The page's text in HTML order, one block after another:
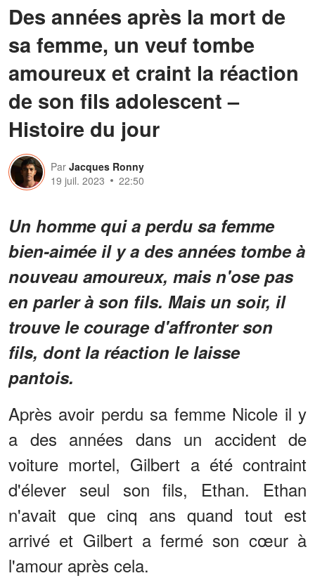
Des années après la mort de
sa femme, un veuf tombe
amoureux et craint la réaction
de son fils adolescent –
Histoire du jour
Par Jacques Ronny
19 juil. 2023
22:50
Un homme qui a perdu sa femme
bien-aimée il y a des années tombe à
nouveau amoureux, mais n'ose pas
en parler à son fils. Mais un soir, il
trouve le courage d'affronter son
fils, dont la réaction le laisse
pantois.
Après avoir perdu sa femme Nicole il y
a des années dans un accident de
voiture mortel, Gilbert a été contraint
d'élever seul son fils, Ethan. Ethan
n'avait que cinq ans quand tout est
arrivé et Gilbert a fermé son cœur à
l'amour après cela.